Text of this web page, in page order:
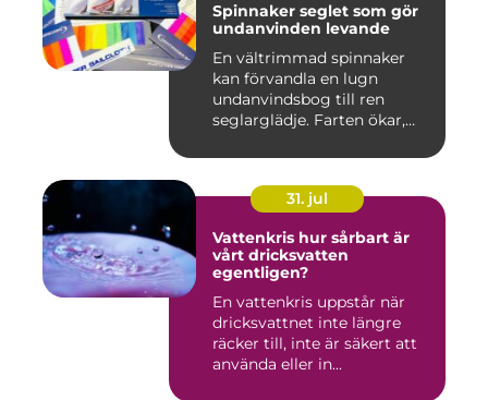
Spinnaker seglet som gör
undanvinden levande
En vältrimmad spinnaker
kan förvandla en lugn
undanvindsbog till ren
seglarglädje. Farten ökar,
31. jul
Vattenkris hur sårbart är
vårt dricksvatten
egentligen?
En vattenkris uppstår när
dricksvattnet inte längre
räcker till, inte är säkert att
använda eller in...